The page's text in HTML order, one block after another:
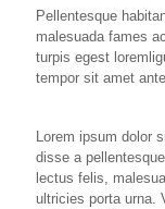
Pellentesque
malesuada fames
turpis egest
tempor sit amet
Lorem ipsum dolor
disse a
lectus felis,
ultricies porta urna.